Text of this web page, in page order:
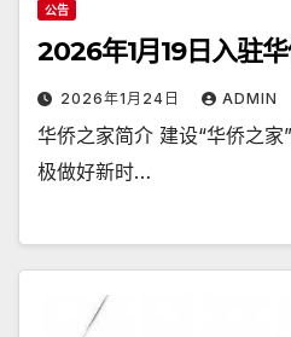
公告
2026年1月19日入驻
2026年1月24日 ADMIN
华侨之家简介 建设“华侨之
极做好新时…